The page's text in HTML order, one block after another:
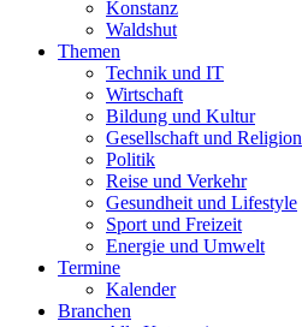
Konstanz
Waldshut
Themen
Technik und IT
Wirtschaft
Bildung und Kultur
Gesellschaft und Religion
Politik
Reise und Verkehr
Gesundheit und Lifestyle
Sport und Freizeit
Energie und Umwelt
Termine
Kalender
Branchen